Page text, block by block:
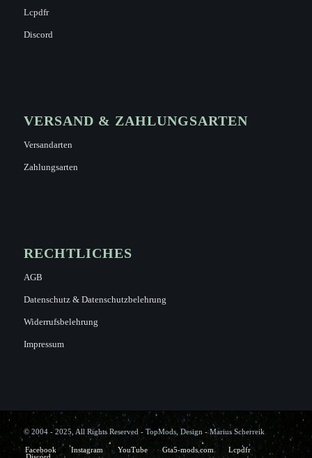
Lcpdfr
Discord
VERSAND & ZAHLUNGSARTEN
Versandarten
Zahlungsarten
RECHTLICHES
AGB
Datenschutz & Datenschutzbelehrung
Widerrufsbelehrung
Impressum
© 2004 - 2025, All Rights Reserved - TopMods, Design - Marius Scherreik
Facebook Instagram YouTube Gta5-mods.com
Lcpdfr